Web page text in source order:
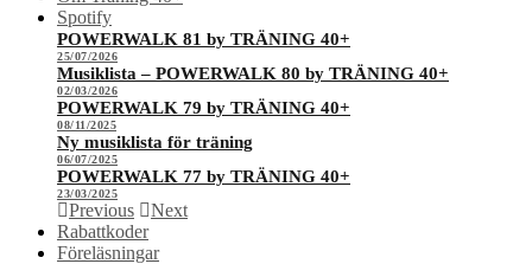
Spotify
POWERWALK 81 by TRÄNING 40+
25/07/2026
Musiklista – POWERWALK 80 by TRÄNING 40+
02/03/2026
POWERWALK 79 by TRÄNING 40+
08/11/2025
Ny musiklista för träning
06/07/2025
POWERWALK 77 by TRÄNING 40+
23/03/2025
Previous
Next
Rabattkoder
Föreläsningar